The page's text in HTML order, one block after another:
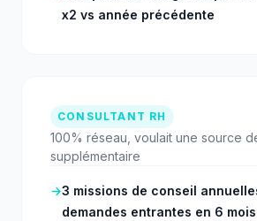
x2 vs année précédente
CONSULTANT RH
100% réseau, voulait une source
supplémentaire
→3 missions de conseil
demandes entrantes en 6 mois